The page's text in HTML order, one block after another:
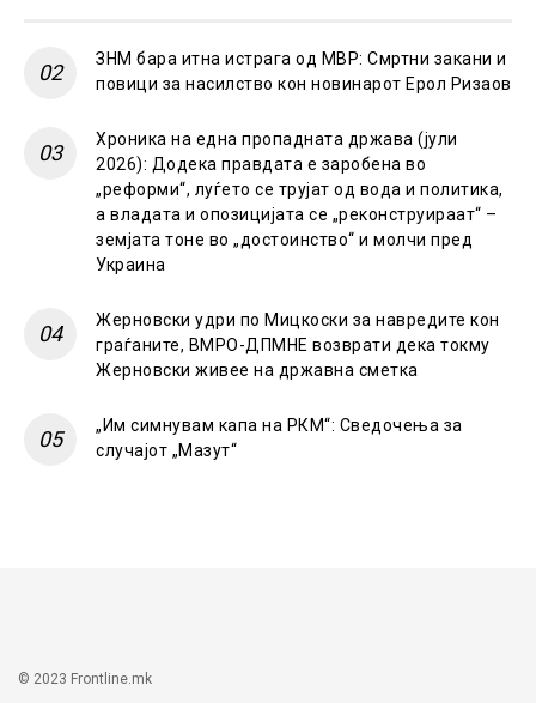
ЗНМ бара итна истрага од МВР: Смртни закани и
повици за насилство кон новинарот Ерол Ризаов
Хроника на една пропадната држава (јули
2026): Додека правдата е заробена во
„реформи“, луѓето се трујат од вода и политика,
а владата и опозицијата се „реконструираат“ –
земјата тоне во „достоинство“ и молчи пред
Украина
Жерновски удри по Мицкоски за навредите кон
граѓаните, ВМРО-ДПМНЕ возврати дека токму
Жерновски живее на државна сметка
„Им симнувам капа на РКМ“: Сведочења за
случајот „Мазут“
© 2023 Frontline.mk